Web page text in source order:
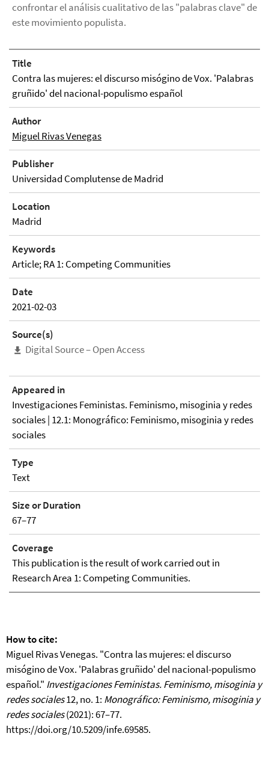
confrontar el análisis cualitativo de las "palabras clave" de
este movimiento populista.
Title
Contra las mujeres: el discurso misógino de Vox. 'Palabras
gruñido' del nacional-populismo español
Author
Miguel Rivas Venegas
Publisher
Universidad Complutense de Madrid
Location
Madrid
Keywords
Article; RA 1: Competing Communities
Date
2021-02-03
Source(s)
Digital Source – Open Access
Appeared in
Investigaciones Feministas. Feminismo, misoginia y redes
sociales | 12.1: Monográfico: Feminismo, misoginia y redes
sociales
Type
Text
Size or Duration
67–77
Coverage
This publication is the result of work carried out in
Research Area 1: Competing Communities.
How to cite:
Miguel Rivas Venegas. "Contra las mujeres: el discurso
misógino de Vox. 'Palabras gruñido' del nacional-populismo
español." Investigaciones Feministas. Feminismo, misoginia y
redes sociales12, no. 1: Monográfico: Feminismo, misoginia y
redes sociales(2021): 67–77.
https://doi.org/10.5209/infe.69585.